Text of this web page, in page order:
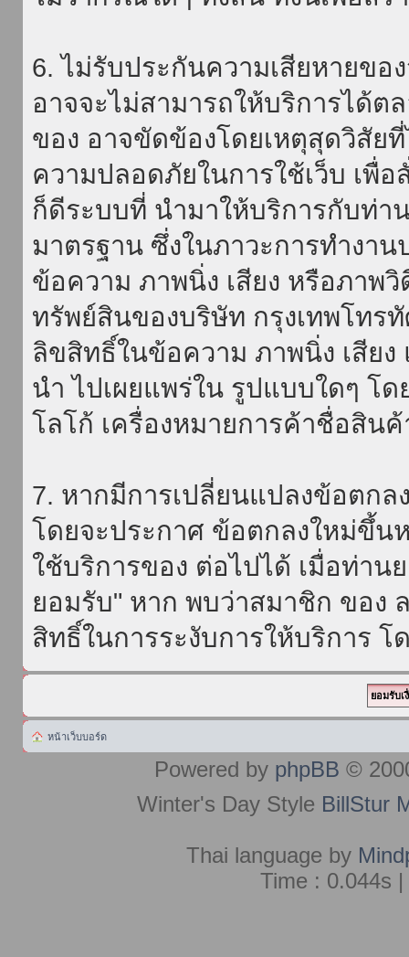
6. ไม่รับประกันความเสียหายขอ
อาจจะไม่สามารถให้บริการได้ต
ของ อาจขัดข้องโดยเหตุสุดวิสัย
ความปลอดภัยในการใช้เว็บ เพื่
ก็ดีระบบที่ นำมาให้บริการกับท่
มาตรฐาน ซึ่งในภาวะการทำงา
ข้อความ ภาพนิ่ง เสียง หรือภาพ
ทรัพย์สินของบริษัท กรุงเทพโทร
ลิขสิทธิ์ในข้อความ ภาพนิ่ง เสีย
นำ ไปเผยแพร่ใน รูปแบบใดๆ โ
โลโก้ เครื่องหมายการค้าชื่อสิน
7. หากมีการเปลี่ยนแปลงข้อตกล
โดยจะประกาศ ข้อตกลงใหม่ขึ้น
ใช้บริการของ ต่อไปได้ เมื่อท่า
ยอมรับ" หาก พบว่าสมาชิก ของ
สิทธิ์ในการระงับการให้บริการ
หน้าเว็บบอร์ด
Powered by phpBB ©
Winter's Day Style BillStur
Thai language by
Time : 0.044s